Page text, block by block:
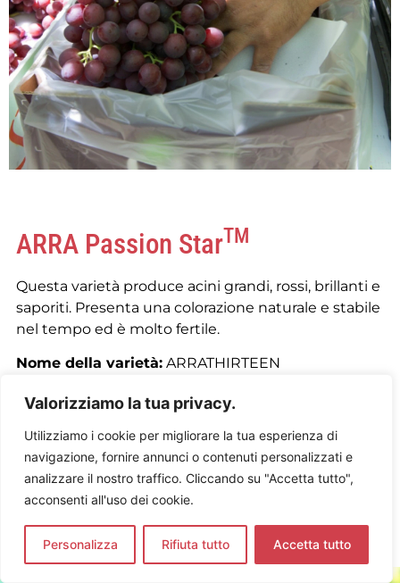
Valorizziamo la tua privacy.
Utilizziamo i cookie per migliorare la tua esperienza di
navigazione, fornire annunci o contenuti personalizzati e
analizzare il nostro traffico. Cliccando su "Accetta tutto",
acconsenti all'uso dei cookie.
Personalizza Rifiuta tutto Accetta tutto
ARRA Passion StarTM
Questa varietà produce acini grandi, rossi, brillanti e
saporiti. Presenta una colorazione naturale e stabile
nel tempo ed è molto fertile.
Nome della varietà: ARRATHIRTEEN
Esperienza gustativa:Carnosa, succosa | Naturale,
dolce
Brix ottimale:
17° – 18°
Specifiche dell’acino ottimali: Acino ovale | calibro
22 – 24 mm
IT